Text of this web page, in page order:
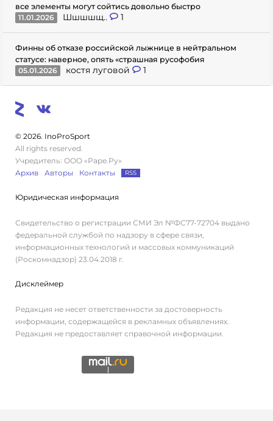
все элементы могут сойтись довольно быстро
11.01.2026
Шшшшщ.. 1
Финны об отказе российской лыжнице в нейтральном
статусе: наверное, опять «страшная русофобия
05.01.2026
костя луговой 1
© 2026. InoProSport
All rights reserved.
Учредитель: ООО «Раре.Ру»
Архив
Авторы Контакты RSS
Юридическая информация
Свидетельство о регистрации СМИ Эл №ФС77-72704 выдано
федеральной службой по надзору в сфере связи,
информационных технологий и массовых коммуникаций
(Роскомнадзор) 23.04.2018 г.
Дисклеймер
Редакция не несет ответственности за достоверность
информации, содержащейся в рекламных объявлениях.
Редакция не предоставляет справочной информации.